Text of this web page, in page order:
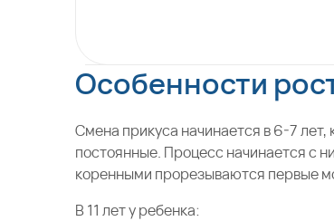
Особенности
Смена прикуса начинается в 6-7
постоянные. Процесс начинается с
коренными прорезываются первые
В 11 лет у ребенка: